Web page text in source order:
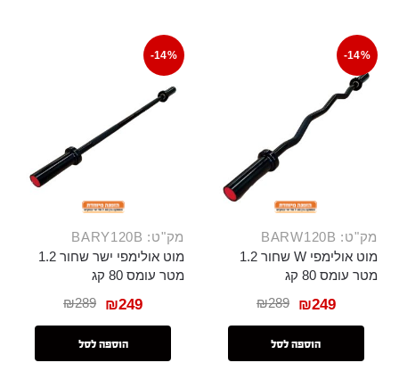
-14%
מק"ט: BARW120B
מוט אולימפי W שחור 1.2
מטר עומס 80 קג
₪289 ₪249
הוספה לסל
-14%
מק"ט: BARY120B
מוט אולימפי ישר שחור 1.2
מטר עומס 80 קג
₪289 ₪249
הוספה לסל